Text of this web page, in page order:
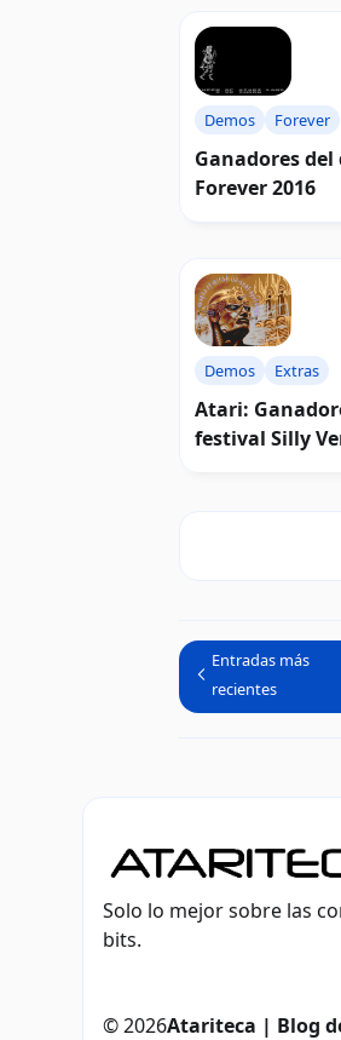
Demos Forever
Ganadores
Forever 2016
Demos Extras
Atari:
festival Silly
Entradas más
recientes
Solo lo mejor sobre las
bits.
©2026Atariteca | Blog